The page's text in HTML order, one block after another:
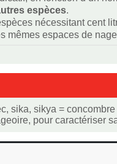
espèces.
nécessitant cent
mêmes espaces de
sika, sikya =
pour caractériser